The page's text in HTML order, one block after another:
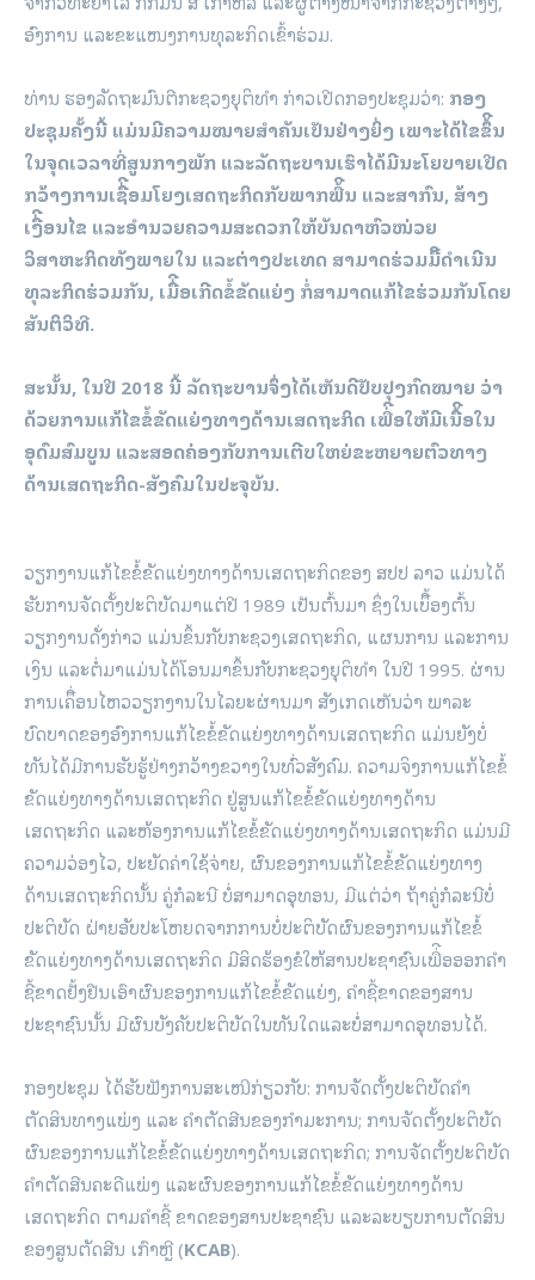
ອົງການ ແລະຂະແໜງການທຸລະກິດ​ເຂົ້າ​ຮ່ວມ.
ທ່ານ ຮອງລັດຖະມົນຕີກະຊວງຍຸຕິທຳ ​ກ່າວ​​​ເປີດກອງ​ປະຊຸມ​ວ່າ: ກອງ​
ປະຊຸມ​ຄັ້ງ​ນີ້ ແມ່ນມີຄວາມໝາຍສໍາຄັນເປັນຢ່າງຍິ່ງ ເພາະໄດ້ໄຂຂຶ້ີນ
ໃນຈຸດເວລາທີ່ສູນກາງພັກ ແລະລັດຖະບານເຮົາໄດ້ມີນະໂຍບາຍເປີດ
ກວ້າງການເຊື່ີອມໂຍງເສດຖະກິດກັບພາກພື້ີນ ແລະສາກົນ, ສ້າງ
ເງື່ີອນໄຂ ແລະອໍານວຍຄວາມສະດວກໃຫ້ບັນດາຫົວໜ່ວຍ
ວິສາຫະກິດທັງພາຍໃນ ແລະຕ່າງປະເທດ ສາມາດຮ່ວມມືີດຳເນີນ
ທຸລະກິດຮ່ວມກັນ, ເມື່ີອເກີດຂໍ້ຂັດແຍ່ງ ກໍ່ສາມາດແກ້ໄຂຮ່ວມກັນໂດຍ
ສັນຕິວິທີ.
ສະນັ້ນ, ໃນປີ 2018 ນີ້ ລັດຖະບານຈຶ່ງໄດ້ເຫັນດີປັບປຸງກົດໝາຍ ວ່າ
ດ້ວຍການແກ້ໄຂຂໍ້ຂັດແຍ່ງທາງດ້ານເສດຖະກິດ ເພື່ີອໃຫ້ມີເນື້ີອໃນ
ອຸດົມສົມບູນ ແລະສອດຄ່ອງກັບການເຕີບໃຫຍ່ຂະຫຍາຍຕົວທາງ
ດ້ານເສດຖະກິດ-ສັງຄົມໃນປະຈຸບັນ.
ວຽກງານແກ້ໄຂຂໍ້ຂັດແຍ່ງທາງດ້ານເສດຖະກິດຂອງ ສປປ ລາວ ແມ່ນໄດ້
ຮັບການຈັດຕັ້ງປະຕິບັດມາແຕ່ປີ 1989 ເປັນຕົ້ນມາ ຊຶ່ງໃນເບຶີ້ອງຕົ້ນ
ວຽກງານດັ່ງກ່າວ ແມ່ນຂຶ້ນກັບກະຊວງເສດຖະກິດ, ແຜນການ ແລະການ
ເງິນ ແລະຕໍ່ມາແມ່ນໄດ້ໂອນມາຂຶ້ນກັບກະຊວງຍຸຕິທໍາ ໃນປີ 1995. ຜ່ານ
ການເຄຶີ່ອນໄຫວວຽກງານໃນໄລຍະຜ່ານມາ ສັງເກດເຫັນວ່າ ພາລະ
ບົດບາດຂອງອົງການແກ້ໄຂຂໍ້ຂັດແຍ່ງທາງດ້ານເສດຖະກິດ ແມ່ນຍັງບໍ່
ທັນໄດ້ມີການຮັບຮູ້ຢ່າງກວ້າງຂວາງໃນທົ່ວສັງຄົມ. ຄວາມຈິງການແກ້ໄຂຂໍ້
ຂັດແຍ່ງທາງດ້ານເສດຖະກິດ ຢູ່ສູນແກ້ໄຂຂໍ້ຂັດແຍ່ງທາງດ້ານ
ເສດຖະກິດ ແລະຫ້ອງການແກ້ໄຂຂໍ້ຂັດແຍ່ງທາງດ້ານເສດຖະກິດ ແມ່ນມີ
ຄວາມວ່ອງໄວ, ປະຍັດຄ່າໃຊ້ຈ່າຍ, ຜົນຂອງການແກ້ໄຂຂໍ້ຂັດແຍ່ງທາງ
ດ້ານເສດຖະກິດນັ້ນ ຄູ່ກໍລະນີ ບໍ່ສາມາດອຸທອນ, ມີແຕ່ວ່າ ຖ້າຄູ່ກໍລະນີບໍ່
ປະຕິບັດ ຝ່າຍອັບປະໂຫຍດຈາກການບໍ່ປະຕິບັດຜົນຂອງການແກ້ໄຂຂໍ້
ຂັດແຍ່ງທາງດ້ານເສດຖະກິດ ມີສິດຮ້ອງຂໍໃຫ້ສານປະຊາຊົນເພື່ີອອອກຄໍາ
ຊີ້ຂາດຢັ້ງຢືນເອົາຜົນຂອງການແກ້ໄຂຂໍ້ຂັດແຍ່ງ, ຄໍາຊີ້ຂາດຂອງສານ
ປະຊາຊົນນັ້ນ ມີຜົນບັງຄັບປະຕິບັດໃນທັນໃດ​ແລະບໍ່ສາມາດອຸທອນໄດ້.
ກອງປະຊຸມ ໄດ້ຮັບຟັງການສະເໜີກ່ຽວກັບ: ການຈັດຕັ້ງປະຕິບັດຄໍາ
ຕັດສິນທາງແພ່ງ ແລະ ຄໍາຕັດສີນຂອງກໍາມະການ; ການຈັດຕັ້ງປະຕິບັດ
ຜົນຂອງການແກ້ໄຂຂໍ້ຂັດແຍ່ງທາງດ້ານເສດຖະກິດ; ການຈັດຕັ້ງປະຕິບັດ
ຄໍາຕັດສີນຄະດີແພ່ງ ແລະຜົນຂອງການແກ້ໄຂຂໍ້ຂັດແຍ່ງທາງດ້ານ
ເສດຖະກິດ ຕາມຄໍາຊີ້ ຂາດຂອງສານປະຊາຊົນ ​ແລະລະບຽບການຕັດສິນ
ຂອງສູນຕັດສີນ ເກົາຫຼີ (KCAB).